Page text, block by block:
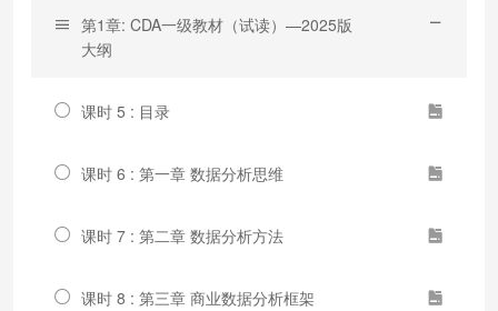
第1章: CDA一级教材（试读）—2025版
大纲
课时 5 : 目录
课时 6 : 第一章 数据分析思维
课时 7 : 第二章 数据分析方法
课时 8 : 第三章 商业数据分析框架